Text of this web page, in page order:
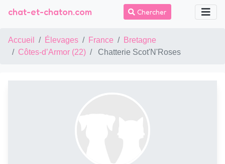
chat-et-chaton.com Chercher
Accueil Élevages France
Bretagne
Côtes-d’Armor (22)
Chatterie Scot'N'Roses